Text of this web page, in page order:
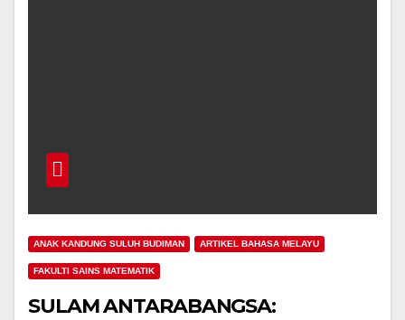
ANAK KANDUNG SULUH BUDIMAN ARTIKEL BAHASA MELAYU
FAKULTI SAINS MATEMATIK
SULAM ANTARABANGSA: